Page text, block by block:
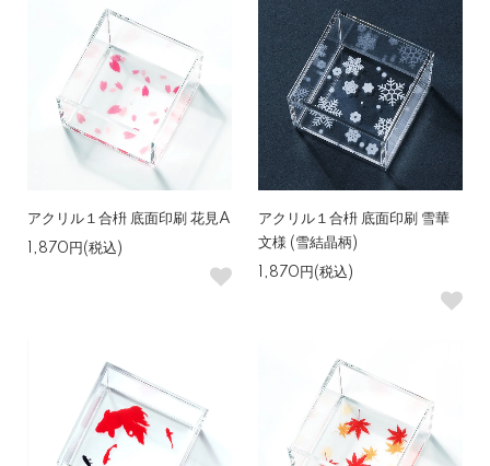
アクリル１合枡 底面印刷 花見A
1,870円(税込)
アクリル１合枡 底面印刷 雪華
文様 (雪結晶柄)
1,870円(税込)